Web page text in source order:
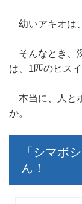
幼いアキオは
そんなとき、
は、1匹のヒス
本当に、人と
か。
「シマボ
ん！